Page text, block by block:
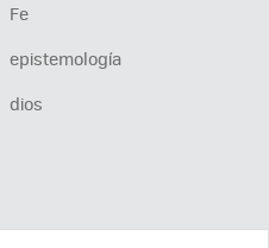
Fe
epistemología
dios